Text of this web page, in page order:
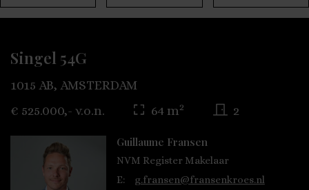
Singel 54G
1015 AB, AMSTERDAM
€ 525.000,- v.o.n.
64 m2 2
Guillaume Fransen
NVM Register Makelaar
E:
g.fransen@fransenkroes.nl